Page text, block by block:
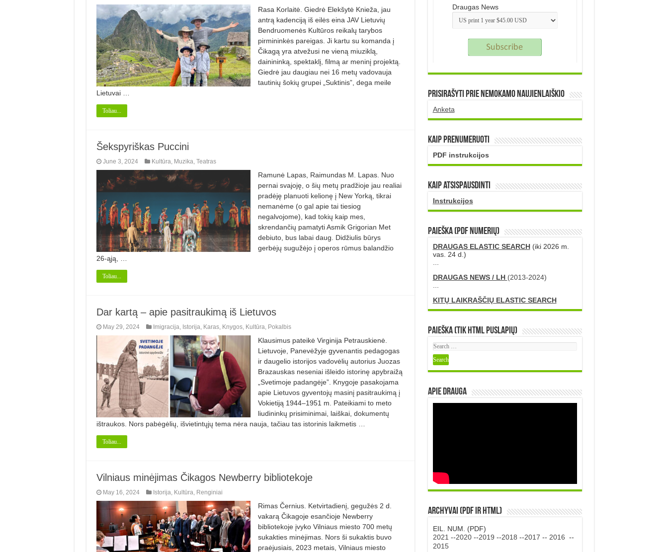
Rasa Korlaitė. Giedrė Elekšytė Knieža, jau
ant­rą kadenciją iš eilės eina JAV Lietu­vių
Bendruomenės Kultūros reikalų tarybos
pirmininkės pareigas. Ji kar­tu su komanda į
Čikagą yra atvežusi ne vieną miuziklą,
dainininką, spektaklį, filmą ar meninį projektą.
Gied­rė jau daugiau nei 16 metų vadovauja
tautinių šokių grupei „Suktinis”, de­ga meile
Lietuvai …
Toliau...
Šekspyriškas Puccini
June 3, 2024 Kultūra Muzika Teatras
Ramunė Lapas, Raimundas M. Lapas. Nuo
pernai svajoję, o šių metų pradžioje jau realiai
pradėję planuoti kelionę į New Yorką, tikrai
nemanėme (o gal apie tai tiesiog
negalvojome), kad tokių kaip mes,
skrendančių pamatyti Asmik Grigorian Met
debiuto, bus labai daug. Didžiulis būrys
gerbėjų sugužėjo į operos rūmus balandžio
26-ąją, …
Toliau...
Dar kartą – apie pasitraukimą iš Lietuvos
May 29, 2024 Imigracija Istorija Karas, Knygos, Kultūra Pokalbis
Klausimus pateikė Virginija Petrauskienė.
Lietuvoje, Panevėžyje gyvenantis pedagogas
ir daugelio istorijos vadovėlių autorius Juozas
Brazauskas neseniai išleido istorinę apybraižą
„Svetimoje padangėje”. Knygoje pasakojama
apie Lietuvos gyventojų masinį pasitraukimą į
Vokietiją 1944–1951 m. Pateikiami to meto
liudininkų prisiminimai, laiškai, dokumentų
ištraukos. Nors pabėgėlių, išvietintųjų tema nėra nauja, tačiau tas istorinis laikmetis …
Toliau...
Vilniaus minėjimas Čikagos Newberry bibliotekoje
May 16, 2024 Istorija Kultūra Renginiai
Rimas Černius. Ketvirtadienį, gegužės 2 d.
vakarą Čika­goje esančioje Newberry
bibliotekoje įvyko Vilniaus miesto 700 metų
sukakties minėjimas. Nors ši sukaktis buvo
praėjusiais, 2023 metais, Vilniaus miesto
Draugas News
Prisirašyti prie nemokamo naujienlaiškio
Anketa
Kaip prenumeruoti
PDF instrukcijos
Kaip atsispausdinti
Instrukcijos
PAIEŠKA (PDF numerių)
DRAUGAS ELASTIC SEARCH(iki 2026 m.
vas. 24 d.)
...
DRAUGAS NEWS / LH (2013-2024)
...
KITŲ LAIKRAŠČIŲ ELASTIC SEARCH
Paieška (tik HTML puslapių)
Apie DRAUGA
Archyvai (PDF ir HTML)
EIL. NUM. (PDF)
2021 --2020--2019 --2018 --2017 -- 2016 --
2015